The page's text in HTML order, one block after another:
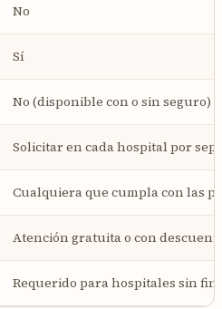
No
Sí
No (disponible con o sin seguro)
Solicitar en cada hospital por
Cualquiera que cumpla con las
Atención gratuita o con
Requerido para hospitales sin